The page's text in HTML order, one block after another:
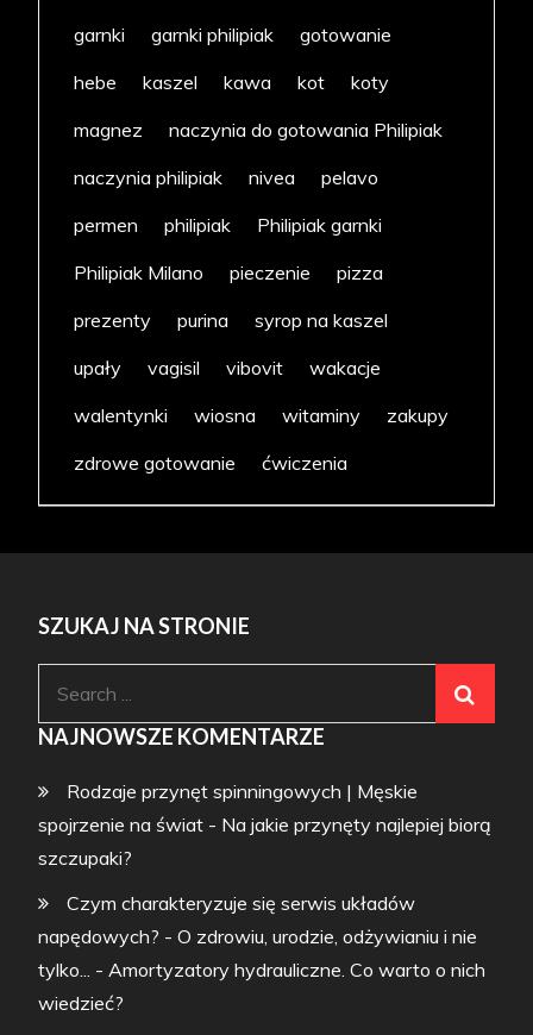
garnki
garnki philipiak
gotowanie
hebe
kaszel kawa kot
koty
magnez
naczynia do gotowania Philipiak
naczynia philipiak
nivea
pelavo
permen
philipiak
Philipiak garnki
Philipiak Milano
pieczenie
pizza
prezenty
purina
syrop na kaszel
upały
vagisil vibovit
wakacje
walentynki
wiosna witaminy
zakupy
zdrowe gotowanie
ćwiczenia
SZUKAJ NA STRONIE
NAJNOWSZE KOMENTARZE
Rodzaje przynęt spinningowych | Męskie
spojrzenie na świat - Na jakie przynęty najlepiej biorą
szczupaki?
Czym charakteryzuje się serwis układów
napędowych? - O zdrowiu, urodzie, odżywianiu i nie
tylko... -Amortyzatory hydrauliczne. Co warto o nich
wiedzieć?